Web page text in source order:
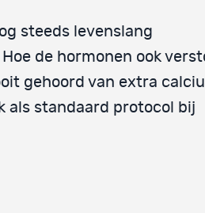
steeds levenslang
de hormonen ook
gehoord van extra
als standaard protocol bij